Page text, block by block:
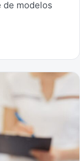
de modelos